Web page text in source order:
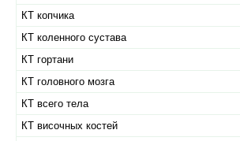
КТ копчика
КТ коленного сустава
КТ гортани
КТ головного мозга
КТ всего тела
КТ височных костей